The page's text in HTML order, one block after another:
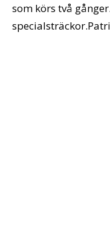
som körs två